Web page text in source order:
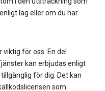
lag eller om du har
för oss. En del
kan erbjudas enligt
för dig. Det kan
som